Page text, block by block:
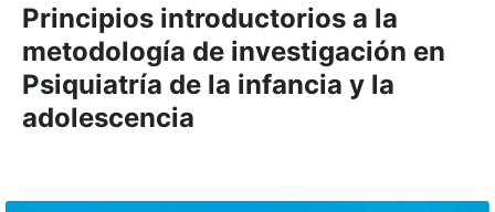
Principios introductorios a la
metodología de investigación en
Psiquiatría de la infancia y la
adolescencia